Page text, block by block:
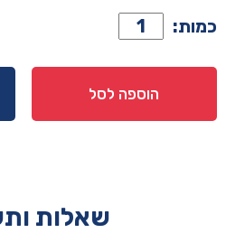
כמות: כמות
של
קומודה
ומראה
הוספה לסל
שאלות